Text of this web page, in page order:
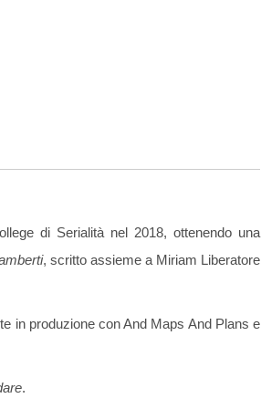
di Serialità nel 2018, ottenendo una
, scritto assieme a Miriam Liberatore
in produzione con And Maps And Plans e
.